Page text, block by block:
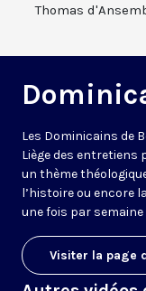
Thomas
Les Dominicains de
Liège des entretiens
un thème
l’histoire ou encore
une fois par semaine
Visiter la page